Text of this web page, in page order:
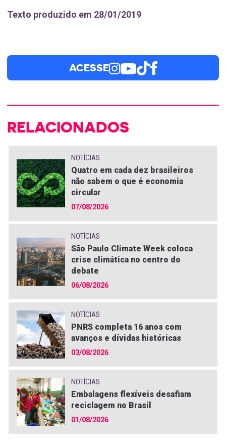
Texto produzido em 28/01/2019
ACESSE
RELACIONADOS
NOTÍCIAS
Quatro em cada dez brasileiros
não sabem o que é economia
circular
07/08/2026
NOTÍCIAS
São Paulo Climate Week coloca
crise climática no centro do
debate
06/08/2026
NOTÍCIAS
PNRS completa 16 anos com
avanços e dívidas históricas
03/08/2026
NOTÍCIAS
Embalagens flexíveis desafiam
reciclagem no Brasil
01/08/2026